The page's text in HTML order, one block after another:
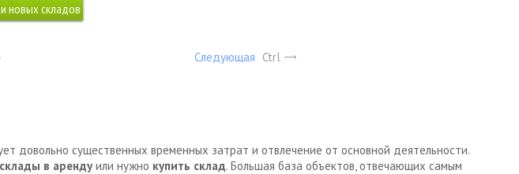
Следующая Ctrl
довольно существенных временных затрат и отвлечение от основной деятельности.
склады в аренду или нужно купить склад. Большая база объектов, отвечающих самым